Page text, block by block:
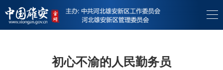
初心不渝的人民勤务员